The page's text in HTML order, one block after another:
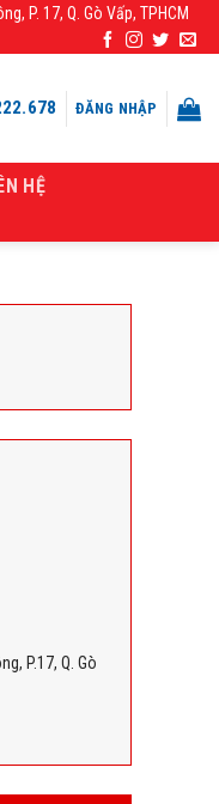
cấp chính hãng giá rẻ số 1
P. 17, Q. Gò Vấp, TPHCM
ĐĂNG NHẬP
HỆ
P.17, Q. Gò